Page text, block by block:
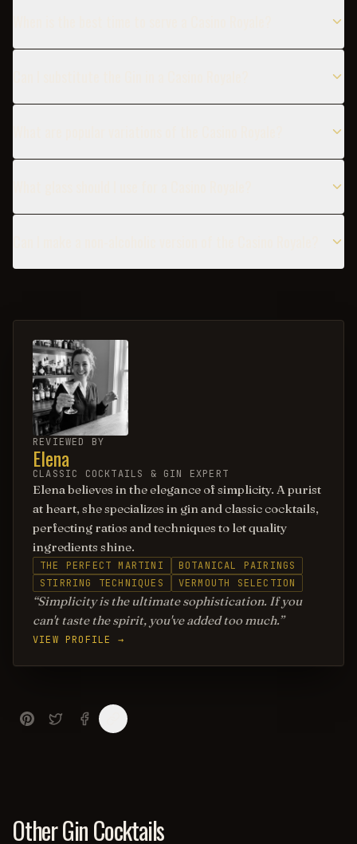
REVIEWED BY
Elena
CLASSIC COCKTAILS & GIN EXPERT
Elena believes in the elegance of simplicity. A purist
at heart, she specializes in gin and classic cocktails,
perfecting ratios and techniques to let quality
ingredients shine.
THE PERFECT MARTINI
BOTANICAL PAIRINGS
STIRRING TECHNIQUES
VERMOUTH SELECTION
Simplicity is the ultimate sophistication. If you
can't taste the spirit, you've added too much.
VIEW PROFILE →
Other Gin Cocktails